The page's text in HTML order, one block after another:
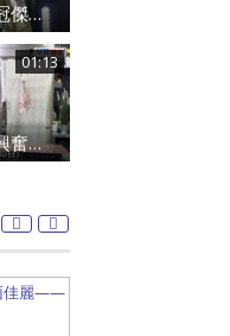
黎彼得離世丨許冠傑親撰悼念文憶故友：感恩音樂路上有你 黎彼德曾直認唔夾合作7年終拆夥
01:13
陳凱琳仔仔睇戲興奮踢椅背 被指太嘈遭忌廉淋頭 案件列普通襲擊警緝一女子